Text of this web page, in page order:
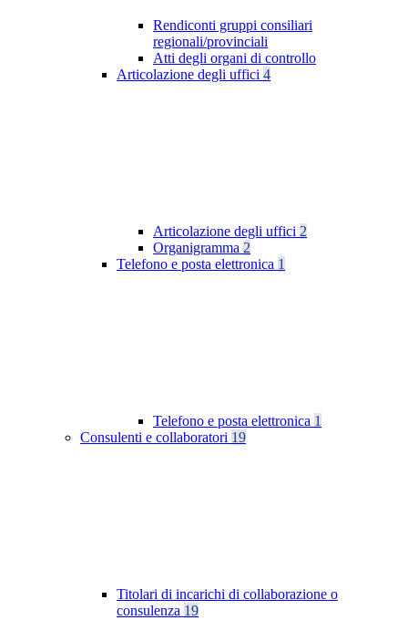
Rendiconti gruppi consiliari
regionali/provinciali
Atti degli organi di controllo
Articolazione degli uffici 4
Articolazione degli uffici 2
Organigramma 2
Telefono e posta elettronica 1
Telefono e posta elettronica 1
Consulenti e collaboratori 19
Titolari di incarichi di collaborazione o
consulenza 19